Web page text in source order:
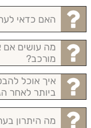
האם כדאי
מה עושים אם
מורכב?
איך אוכל
ביותר לאחר
מה היתרון